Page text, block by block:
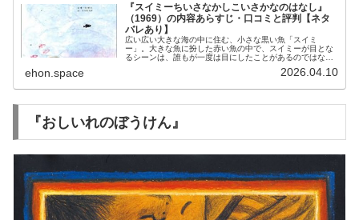
『スイミーちいさなかしこいさかなのはなし』
（1969）の内容あらすじ・口コミと評判【ネタ
バレあり】
広い広い大きな海の中に住む、小さな黒い魚「スイミ
ー」。大きな魚に扮した赤い魚の中で、スイミーが目とな
るシーンは、誰もが一度は目にしたことがあるのではない
ehon.space 2026.04.10
『おしいれのぼうけん』